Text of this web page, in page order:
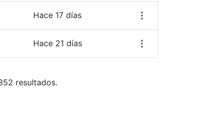
Hace 17 días
Hace 21 días
resultados.
desplazarse.